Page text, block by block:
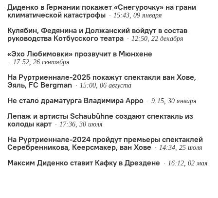
Диденко в Германии покажет «Снегурочку» на грани
климатической катастрофы
15:43, 09 января
Кулябин, Федянина и Должанский войдут в состав
руководства Котбусского театра
12:50, 22 декабря
«Эхо Любимовки» прозвучит в Мюнхене
17:52, 26 сентября
На Руртриеннале-2025 покажут спектакли ван Хове,
Эяль, FC Bergman
15:00, 06 августа
Не стало драматурга Владимира Арро 9:15, 30 января
Лепаж и артисты Schaubühne создают спектакль из
колоды карт
17:36, 30 июля
На Руртриеннале-2024 пройдут премьеры спектаклей
Серебренникова, Кеерсмакер, ван Хове
14:34, 25 июля
Максим Диденко ставит Кафку в Дрездене 16:12, 02 мая